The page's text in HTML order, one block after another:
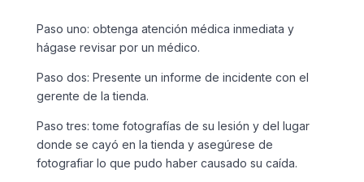
Paso uno: obtenga atención médica inmediata y
hágase revisar por un médico.
Paso dos: Presente un informe de incidente con el
gerente de la tienda.
Paso tres: tome fotografías de su lesión y del lugar
donde se cayó en la tienda y asegúrese de
fotografiar lo que pudo haber causado su caída.